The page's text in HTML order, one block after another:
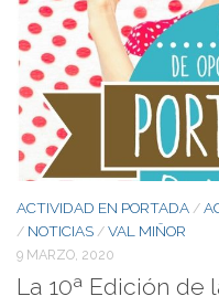
ACTIVIDAD EN PORTADA /
/ NOTICIAS / VAL MIÑOR
9 MARZO, 2020
La 10ª Edición de